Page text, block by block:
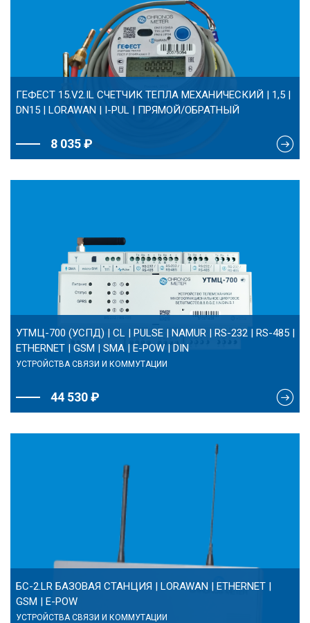
ГЕФЕСТ 15.V2.IL СЧЕТЧИК ТЕПЛА МЕХАНИЧЕСКИЙ | 1,5 |
DN15 | LORAWAN | I-PUL | ПРЯМОЙ/ОБРАТНЫЙ
8 035 ₽
УТМЦ-700 (УСПД) | CL | PULSE | NAMUR | RS-232 | RS-485 |
ETHERNET | GSM | SMA | E-POW | DIN
УСТРОЙСТВА СВЯЗИ И КОММУТАЦИИ
44 530 ₽
БС-2.LR БАЗОВАЯ СТАНЦИЯ | LORAWAN | ETHERNET |
GSM | E-POW
УСТРОЙСТВА СВЯЗИ И КОММУТАЦИИ